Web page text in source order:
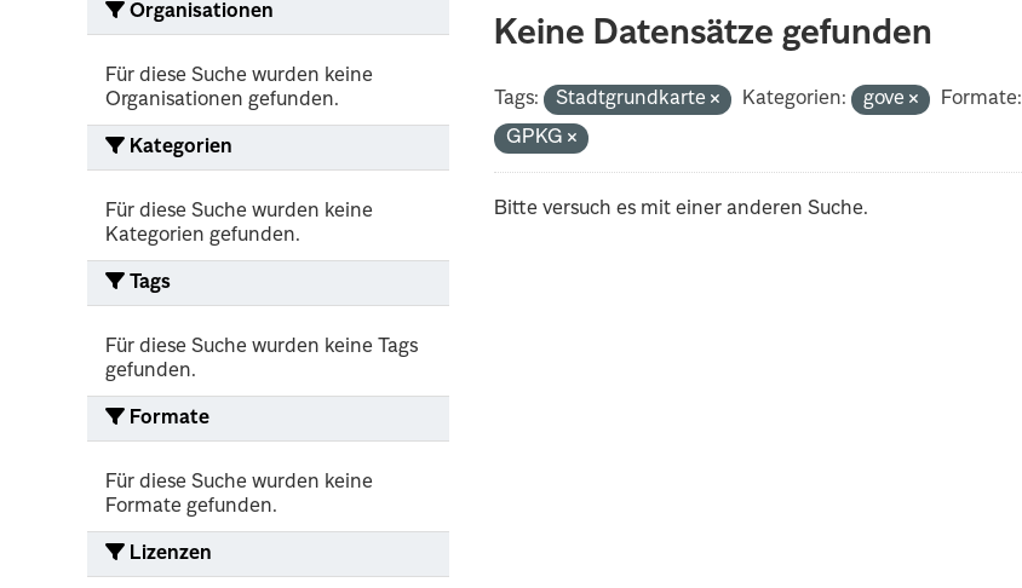
Organisationen
Für diese Suche wurden keine
Organisationen gefunden.
Kategorien
Für diese Suche wurden keine
Kategorien gefunden.
Tags
Für diese Suche wurden keine Tags
gefunden.
Formate
Für diese Suche wurden keine
Formate gefunden.
Lizenzen
Keine Datensätze gefunden
Tags: Stadtgrundkarte Kategorien: gove
Formate:
GPKG
Bitte versuch es mit einer anderen Suche.